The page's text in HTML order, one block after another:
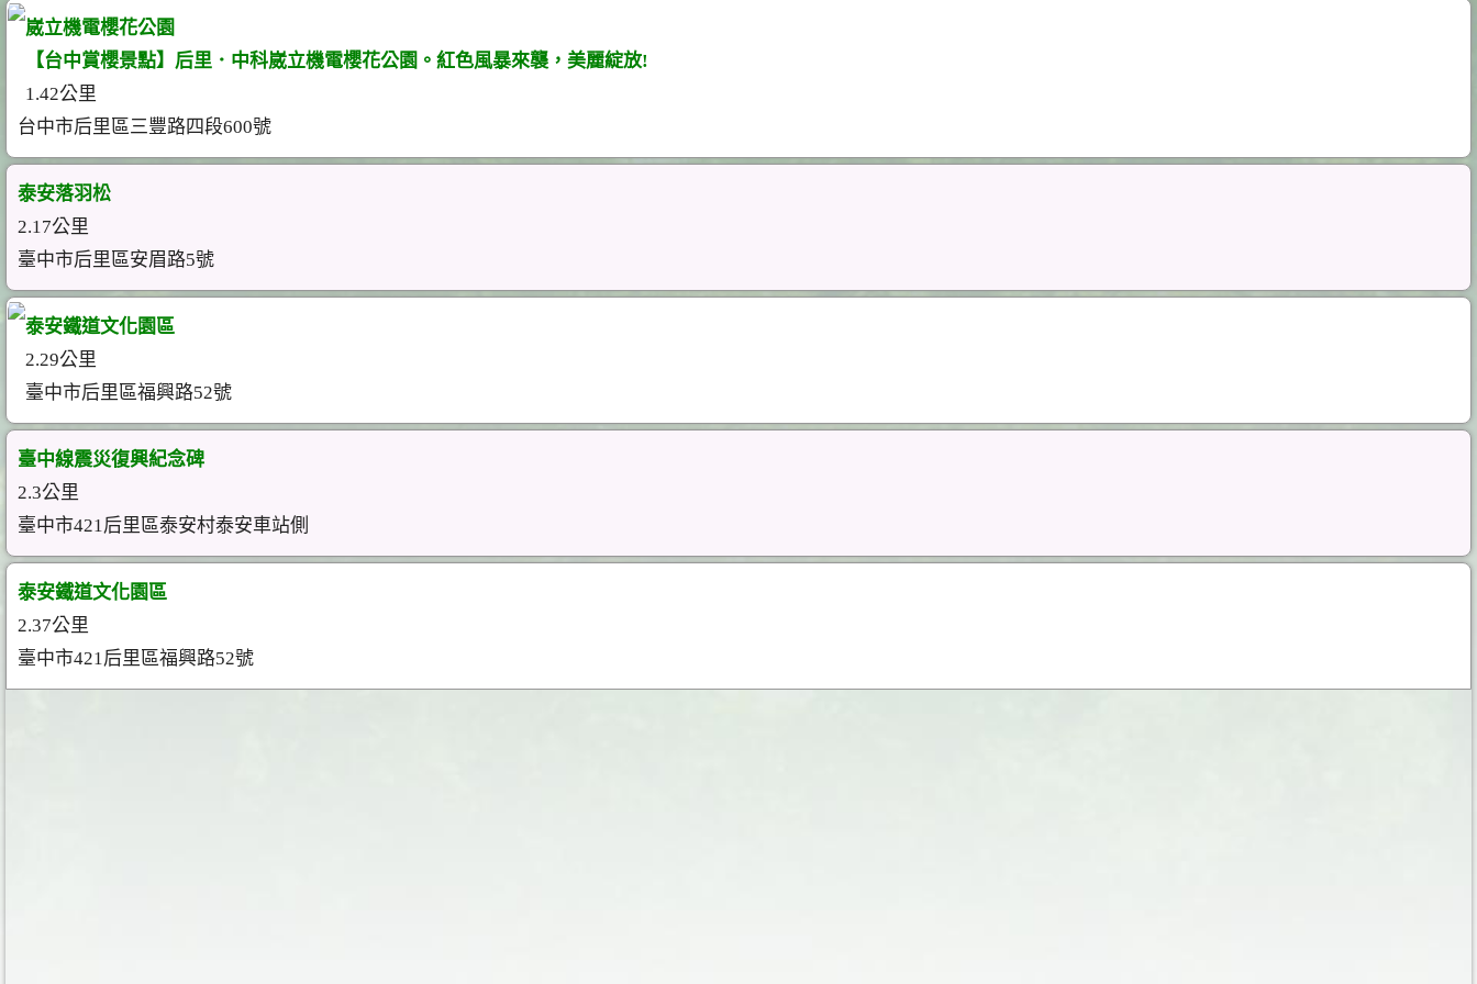
崴立機電櫻花公園
【台中賞櫻景點】后里．中科崴立機電櫻花公園。紅色風暴來襲，美麗綻放!
1.42公里
台中市后里區三豐路四段600號
泰安落羽松
2.17公里
臺中市后里區安眉路5號
泰安鐵道文化園區
2.29公里
臺中市后里區福興路52號
臺中線震災復興紀念碑
2.3公里
臺中市421后里區泰安村泰安車站側
泰安鐵道文化園區
2.37公里
臺中市421后里區福興路52號